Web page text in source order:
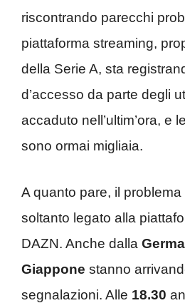
riscontrando parecchi
piattaforma streaming,
della Serie A, sta
d’accesso da parte degli
accaduto nell’ultim’ora, e
sono ormai migliaia.
A quanto pare, il
soltanto legato alla
DAZN. Anche dalla
Giappone stanno
segnalazioni. Alle 18.30